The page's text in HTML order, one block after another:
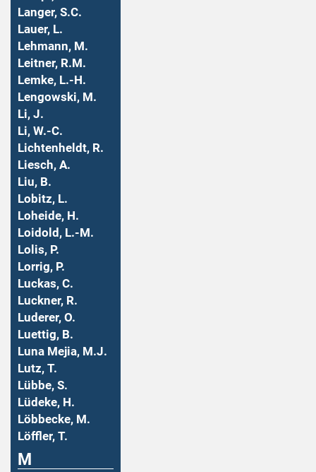
Langer, S.C.
Lauer, L.
Lehmann, M.
Leitner, R.M.
Lemke, L.-H.
Lengowski, M.
Li, J.
Li, W.-C.
Lichtenheldt, R.
Liesch, A.
Liu, B.
Lobitz, L.
Loheide, H.
Loidold, L.-M.
Lolis, P.
Lorrig, P.
Luckas, C.
Luckner, R.
Luderer, O.
Luettig, B.
Luna Mejia, M.J.
Lutz, T.
Lübbe, S.
Lüdeke, H.
Löbbecke, M.
Löffler, T.
M